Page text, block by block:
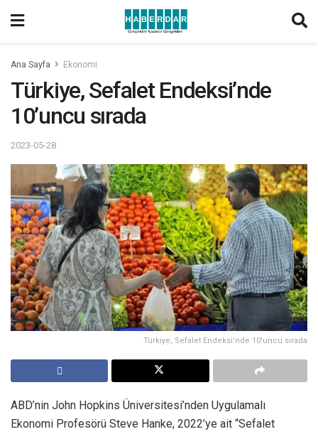
Ana Sayfa Ekonomi
Türkiye, Sefalet Endeksi’nde
10’uncu sırada
2023-05-28
Türkiye, Sefalet Endeksi'nde 10'uncu sırada
ABD’nin John Hopkins Üniversitesi’nden Uygulamalı
Ekonomi Profesörü Steve Hanke, 2022’ye ait “Sefalet